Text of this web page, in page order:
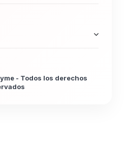
- Todos los derechos